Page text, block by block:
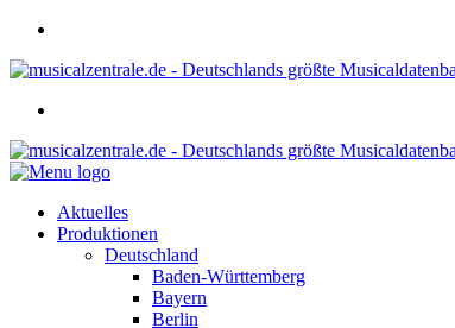
Aktuelles
Produktionen
Deutschland
Baden-Württemberg
Bayern
Berlin